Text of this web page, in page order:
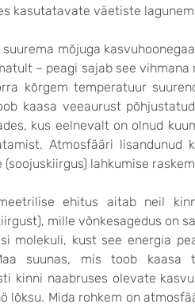
kasutatavate väetiste
mõjuga
– peagi sajab see vihmana
kõrgem temperatuur
kaasa veeaurust
kus eelnevalt on olnud
Atmosfääri lisandunud
lahkumise
ehitus aitab neil
mille võnkesagedus on
molekuli, kust see energia
suunas, mis toob kaasa
kinni naabruses olevate
lõksu. Mida rohkem on